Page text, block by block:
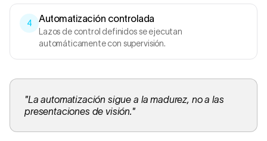
4 Automatización controlada
Lazos de control definidos se ejecutan
automáticamente con supervisión.
"La automatización sigue a la madurez, no a las
presentaciones de visión."